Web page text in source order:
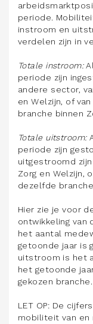
periode.
instroom en
verdelen zijn in
Totale instroom:
periode zijn
andere sector,
en Welzijn, of
branche binnen
Totale uitstroom:
periode zijn
uitgestroomd
Zorg en Welzijn,
dezelfde
Hier zie je voor
ontwikkeling van
het aantal
getoonde jaar is
uitstroom is het
het getoonde
gekozen branche.
LET OP: De
mobiliteit van en